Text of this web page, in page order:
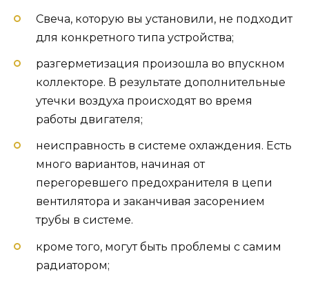
Свеча, которую вы установили, не подходит
для конкретного типа устройства;
разгерметизация произошла во впускном
коллекторе. В результате дополнительные
утечки воздуха происходят во время
работы двигателя;
неисправность в системе охлаждения. Есть
много вариантов, начиная от
перегоревшего предохранителя в цепи
вентилятора и заканчивая засорением
трубы в системе.
кроме того, могут быть проблемы с самим
радиатором;